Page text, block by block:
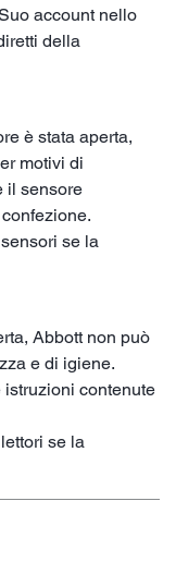
account nello
della
è stata aperta,
motivi di
il sensore
se la
Abbott non può
e di igiene.
contenute
se la